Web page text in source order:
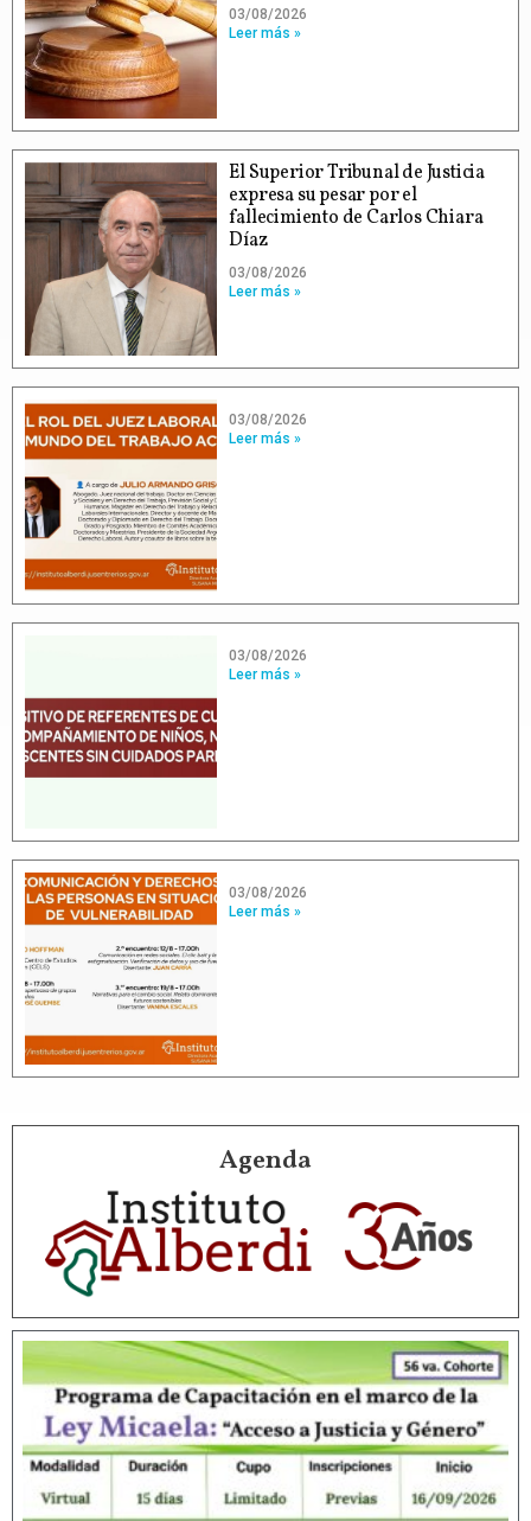
03/08/2026
Leer más »
El Superior Tribunal de Justicia
expresa su pesar por el
fallecimiento de Carlos Chiara
Díaz
03/08/2026
Leer más »
03/08/2026
Leer más »
03/08/2026
Leer más »
03/08/2026
Leer más »
Agenda